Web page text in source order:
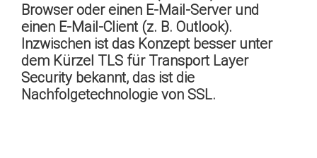
Browser oder einen E-Mail-Server und
einen E-Mail-Client (z. B. Outlook).
Inzwischen ist das Konzept besser unter
dem Kürzel TLS für Transport Layer
Security bekannt, das ist die
Nachfolgetechnologie von SSL.